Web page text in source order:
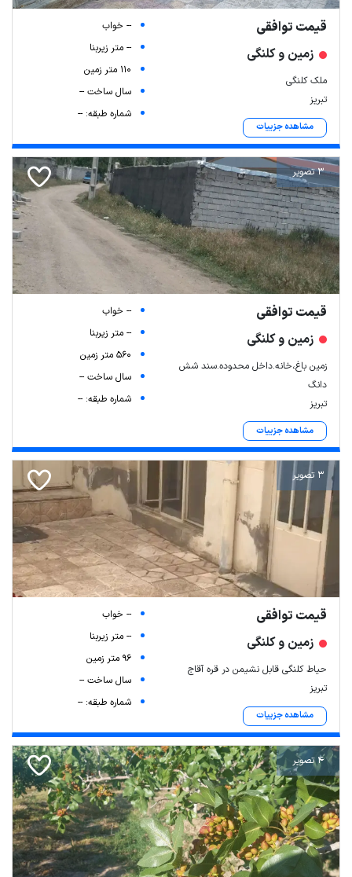
قیمت توافقی
زمین و کلنگی
ملک کلنگی
تبریز
مشاهده جزییات
-- خواب
-- متر زیربنا
110 متر زمین
سال ساخت --
شماره طبقه: --
3 تصویر
قیمت توافقی
زمین و کلنگی
زمین باغ،خانه.داخل محدوده.سند شش
دانگ
تبریز
مشاهده جزییات
-- خواب
-- متر زیربنا
560 متر زمین
سال ساخت --
شماره طبقه: --
3 تصویر
قیمت توافقی
زمین و کلنگی
حیاط کلنگی قابل نشیمن در قره آقاج
تبریز
مشاهده جزییات
-- خواب
-- متر زیربنا
96 متر زمین
سال ساخت --
شماره طبقه: --
4 تصویر